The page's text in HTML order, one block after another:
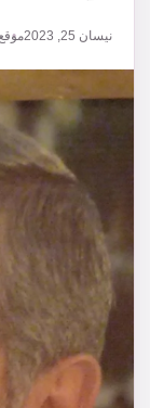
نيسان 25, 2023